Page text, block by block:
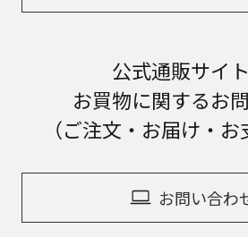
公式通販サイ
お買物に関するお
（ご注文・お届け・お
お問い合わ